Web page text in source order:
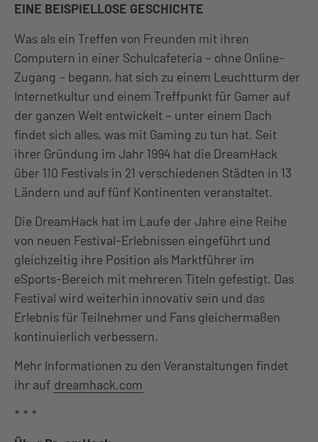
EINE BEISPIELLOSE GESCHICHTE
Was als ein Treffen von Freunden mit ihren
Computern in einer Schulcafeteria – ohne Online-
Zugang – begann, hat sich zu einem Leuchtturm der
Internetkultur und einem Treffpunkt für Gamer auf
der ganzen Welt entwickelt – unter einem Dach
findet sich alles, was mit Gaming zu tun hat. Seit
ihrer Gründung im Jahr 1994 hat die DreamHack
über 110 Festivals in 21 verschiedenen Städten in 13
Ländern und auf fünf Kontinenten veranstaltet.
Die DreamHack hat im Laufe der Jahre eine Reihe
von neuen Festival-Erlebnissen eingeführt und
gleichzeitig ihre Position als Marktführer im
eSports-Bereich mit mehreren Titeln gefestigt. Das
Festival wird weiterhin innovativ sein und das
Erlebnis für Teilnehmer und Fans gleichermaßen
kontinuierlich verbessern.
Mehr Informationen zu den Veranstaltungen findet
ihr auf dreamhack.com
* * *